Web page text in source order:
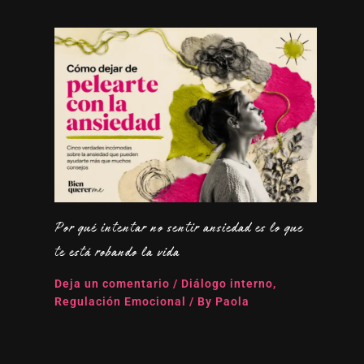
Por qué intentar no sentir ansiedad es lo que
te está robando la vida
Deja un comentario / Diálogo interno,
Regulación Emocional
/ By Paola